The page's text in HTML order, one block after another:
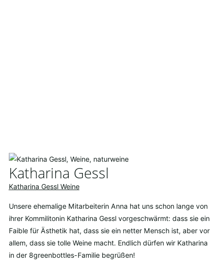
Katharina Gessl
Katharina Gessl Weine
Unsere ehemalige Mitarbeiterin Anna hat uns schon lange von
ihrer Kommilitonin Katharina Gessl vorgeschwärmt: dass sie ein
Faible für Ästhetik hat, dass sie ein netter Mensch ist, aber vor
allem, dass sie tolle Weine macht. Endlich dürfen wir Katharina
in der 8greenbottles-Familie begrüßen!